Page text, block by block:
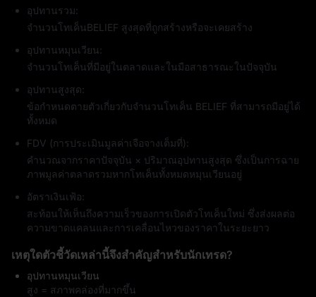
อุปทานรวม:
จำนวนโทเค็นBELIEF สูงสุดที่ถูกสร้างหรือจะเคยสร้าง
อุปทานหมุนเวียน:
จำนวนโทเค็นที่มีอยู่ในตลาดและในมือสาธารณะในปัจจุบัน
อุปทานสูงสุด:
ข้อกำหนดตายตัวเกี่ยวกับจำนวนโทเค็น BELIEF ที่สามารถมีอยู่ได้
ทั้งหมด
FDV (การประเมินมูลค่าเจือจางเต็มที่):
คำนวณจากราคาปัจจุบัน × ปริมาณอุปทานสูงสุด ซึ่งเป็นการฉาย
ภาพมูลค่าตลาดรวมหากโทเค็นทั้งหมดหมุนเวียนอยู่
อัตราเงินเฟ้อ:
สะท้อนให้เห็นถึงความเร็วของการเปิดตัวโทเค็นใหม่ ซึ่งส่งผลต่อ
ความขาดแคลนและการเคลื่อนไหวของราคาในระยะยาว
เหตุใดตัวชี้วัดเหล่านี้จึงสำคัญสำหรับนักเทรด?
อุปทานหมุนเวียน
สูง = สภาพคล่องที่มากขึ้น